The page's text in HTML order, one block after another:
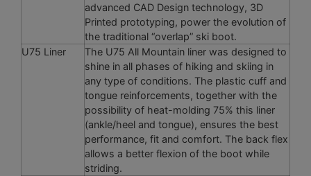
advanced CAD Design technology, 3D
Printed prototyping, power the evolution of
the traditional “overlap” ski boot.
U75 Liner
The U75 All Mountain liner was designed to
shine in all phases of hiking and skiing in
any type of conditions. The plastic cuff and
tongue reinforcements, together with the
possibility of heat-molding 75% this liner
(ankle/heel and tongue), ensures the best
performance, fit and comfort. The back flex
allows a better flexion of the boot while
striding.